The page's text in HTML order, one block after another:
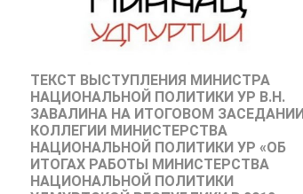
ТЕКСТ ВЫСТУПЛЕНИЯ МИНИСТРА
НАЦИОНАЛЬНОЙ ПОЛИТИКИ УР В.Н.
ЗАВАЛИНА НА ИТОГОВОМ ЗАСЕДАНИИ
КОЛЛЕГИИ МИНИСТЕРСТВА
НАЦИОНАЛЬНОЙ ПОЛИТИКИ УР «ОБ
ИТОГАХ РАБОТЫ МИНИСТЕРСТВА
НАЦИОНАЛЬНОЙ ПОЛИТИКИ